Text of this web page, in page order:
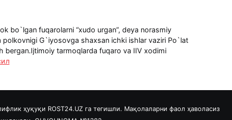
bo`lgan fuqarolarni “xudo urgan”, deya norasmiy
polkovnigi G`iyosovga shaxsan ichki ishlar vaziri Po`lat
bergan.Ijtimoiy tarmoqlarda fuqaro va IIV xodimi
ҳуқуқи ROST24.UZ га тегишли. Мақолаларни фаол ҳаволасиз